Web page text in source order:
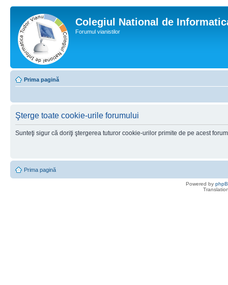
Colegiul National de
Forumul vianistilor
Prima pagină
Şterge toate cookie-urile forumului
Sunteţi sigur că doriţi ştergerea tuturor cookie-urilor primite de pe acest
Prima pagină
Powered by